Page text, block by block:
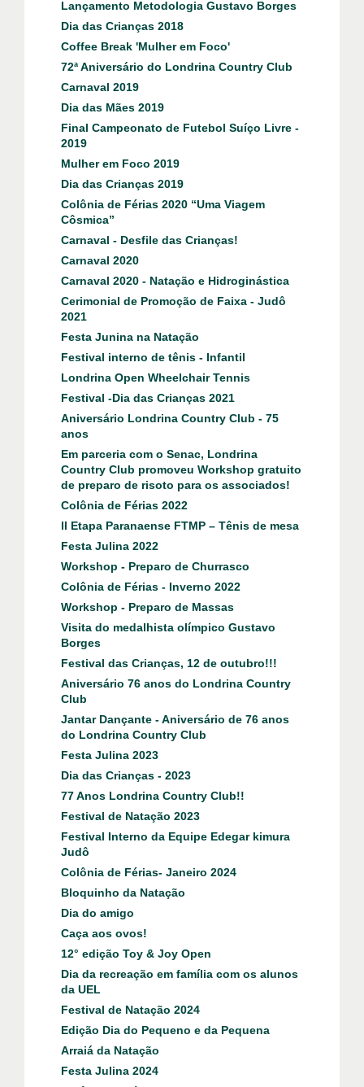
Lançamento Metodologia Gustavo Borges
Dia das Crianças 2018
Coffee Break 'Mulher em Foco'
72ª Aniversário do Londrina Country Club
Carnaval 2019
Dia das Mães 2019
Final Campeonato de Futebol Suíço Livre -
2019
Mulher em Foco 2019
Dia das Crianças 2019
Colônia de Férias 2020 “Uma Viagem
Côsmica”
Carnaval - Desfile das Crianças!
Carnaval 2020
Carnaval 2020 - Natação e Hidroginástica
Cerimonial de Promoção de Faixa - Judô
2021
Festa Junina na Natação
Festival interno de tênis - Infantil
Londrina Open Wheelchair Tennis
Festival -Dia das Crianças 2021
Aniversário Londrina Country Club - 75
anos
Em parceria com o Senac, Londrina
Country Club promoveu Workshop gratuito
de preparo de risoto para os associados!
Colônia de Férias 2022
ll Etapa Paranaense FTMP – Tênis de mesa
Festa Julina 2022
Workshop - Preparo de Churrasco
Colônia de Férias - Inverno 2022
Workshop - Preparo de Massas
Visita do medalhista olímpico Gustavo
Borges
Festival das Crianças, 12 de outubro!!!
Aniversário 76 anos do Londrina Country
Club
Jantar Dançante - Aniversário de 76 anos
do Londrina Country Club
Festa Julina 2023
Dia das Crianças - 2023
77 Anos Londrina Country Club!!
Festival de Natação 2023
Festival Interno da Equipe Edegar kimura
Judô
Colônia de Férias- Janeiro 2024
Bloquinho da Natação
Dia do amigo
Caça aos ovos!
12° edição Toy & Joy Open
Dia da recreação em família com os alunos
da UEL
Festival de Natação 2024
Edição Dia do Pequeno e da Pequena
Arraiá da Natação
Festa Julina 2024